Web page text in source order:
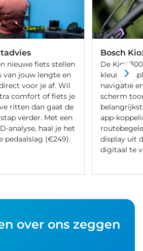
nieuwe fiets stellen
van jouw lengte en
voor je af. Wil
comfort of fiets je
ritten dan gaat de
verder. Met een
analyse, haal je het
pedaalslag (€249).
Bosch
De Kiox
navigatie
scherm
app-
display uit
digitaal te
over ons zeggen